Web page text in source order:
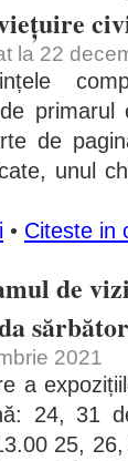
la 22
de
unul
• Citeste in
de
2021
a
24, 31
25,